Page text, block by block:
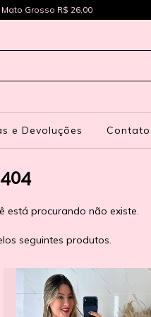
Grosso R$ 26,00
e Devoluções Contato
está procurando não existe.
seguintes produtos.